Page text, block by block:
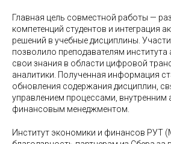
Главная цель совместной работы —
компетенций студентов и интеграция
решений в учебные дисциплины.
позволило преподавателям института
свои знания в области цифровой
аналитики. Полученная информация
обновления содержания дисциплин,
управлением процессами, внутренним
финансовым менеджментом.
Институт экономики и финансов РУТ